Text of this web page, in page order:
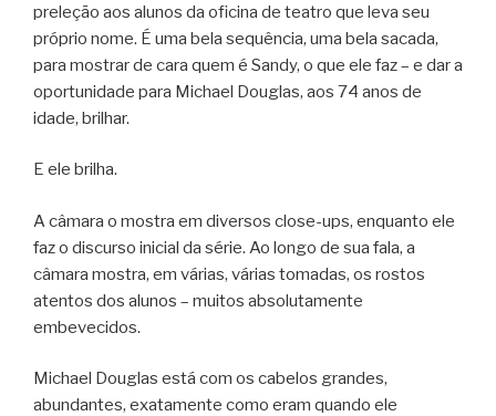
preleção aos alunos da oficina de teatro que leva seu
próprio nome. É uma bela sequência, uma bela sacada,
para mostrar de cara quem é Sandy, o que ele faz – e dar a
oportunidade para Michael Douglas, aos 74 anos de
idade, brilhar.
E ele brilha.
A câmara o mostra em diversos close-ups, enquanto ele
faz o discurso inicial da série. Ao longo de sua fala, a
câmara mostra, em várias, várias tomadas, os rostos
atentos dos alunos – muitos absolutamente
embevecidos.
Michael Douglas está com os cabelos grandes,
abundantes, exatamente como eram quando ele